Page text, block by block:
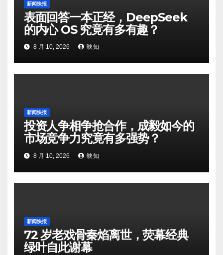
新闻快报
表面回答一本正经，DeepSeek
的内心 OS 究竟有多有趣？
8 月 10, 2026 映知
新闻快报
投资人争相争抢合作，成毅如今的
市场竞争力究竟有多强势？
8 月 10, 2026 映知
新闻快报
72 岁老戏骨秦焰离世，荧幕经典
绿叶自此谢幕